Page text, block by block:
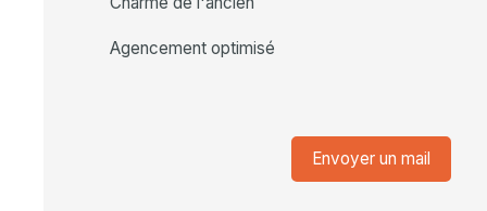
Agencement optimisé
Envoyer un mail